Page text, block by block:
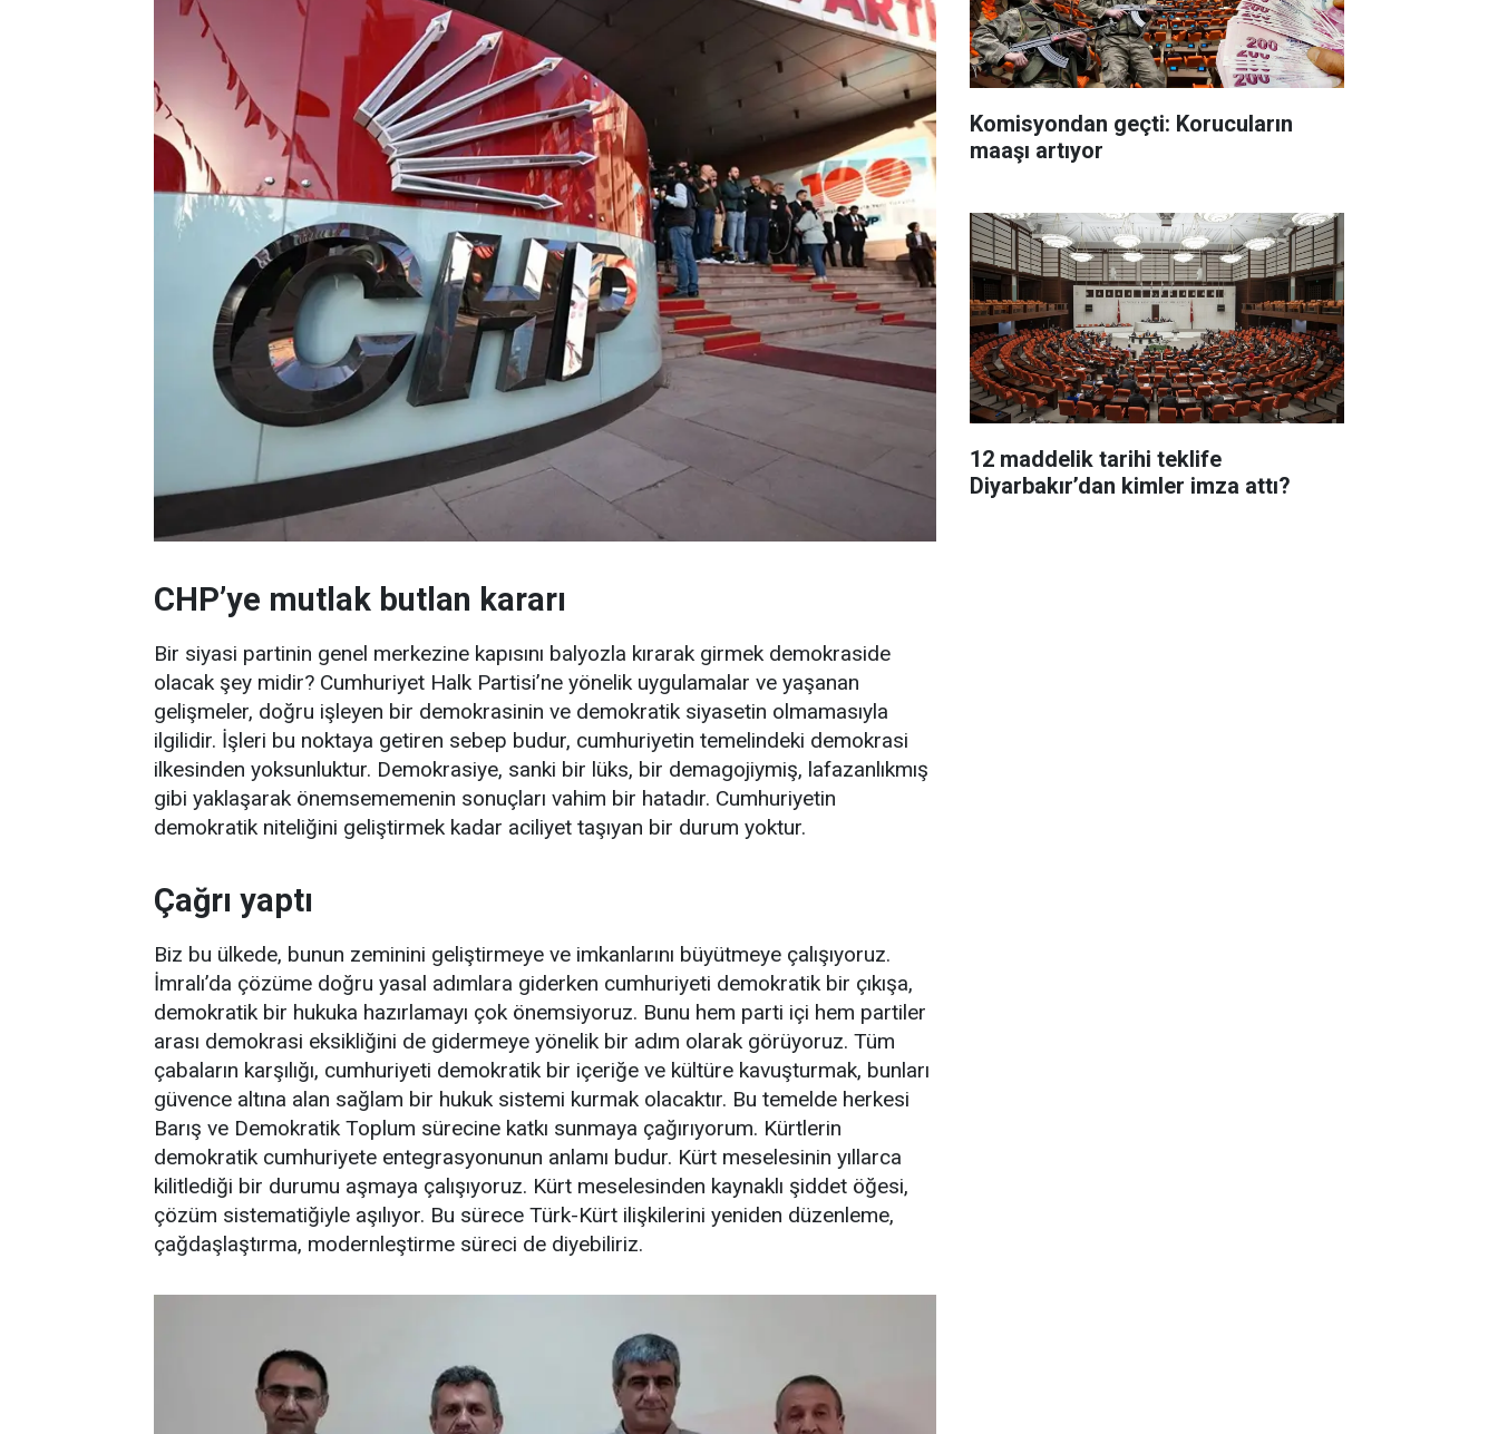
CHP’ye mutlak butlan kararı
Bir siyasi partinin genel merkezine kapısını balyozla kırarak girmek demokraside
olacak şey midir? Cumhuriyet Halk Partisi’ne yönelik uygulamalar ve yaşanan
gelişmeler, doğru işleyen bir demokrasinin ve demokratik siyasetin olmamasıyla
ilgilidir. İşleri bu noktaya getiren sebep budur, cumhuriyetin temelindeki demokrasi
ilkesinden yoksunluktur. Demokrasiye, sanki bir lüks, bir demagojiymiş, lafazanlıkmış
gibi yaklaşarak önemsememenin sonuçları vahim bir hatadır. Cumhuriyetin
demokratik niteliğini geliştirmek kadar aciliyet taşıyan bir durum yoktur.
Çağrı yaptı
Biz bu ülkede, bunun zeminini geliştirmeye ve imkanlarını büyütmeye çalışıyoruz.
İmralı’da çözüme doğru yasal adımlara giderken cumhuriyeti demokratik bir çıkışa,
demokratik bir hukuka hazırlamayı çok önemsiyoruz. Bunu hem parti içi hem partiler
arası demokrasi eksikliğini de gidermeye yönelik bir adım olarak görüyoruz. Tüm
çabaların karşılığı, cumhuriyeti demokratik bir içeriğe ve kültüre kavuşturmak, bunları
güvence altına alan sağlam bir hukuk sistemi kurmak olacaktır. Bu temelde herkesi
Barış ve Demokratik Toplum sürecine katkı sunmaya çağırıyorum. Kürtlerin
demokratik cumhuriyete entegrasyonunun anlamı budur. Kürt meselesinin yıllarca
kilitlediği bir durumu aşmaya çalışıyoruz. Kürt meselesinden kaynaklı şiddet öğesi,
çözüm sistematiğiyle aşılıyor. Bu sürece Türk-Kürt ilişkilerini yeniden düzenleme,
çağdaşlaştırma, modernleştirme süreci de diyebiliriz.
Komisyondan geçti: Korucuların
maaşı artıyor
12 maddelik tarihi teklife
Diyarbakır’dan kimler imza attı?